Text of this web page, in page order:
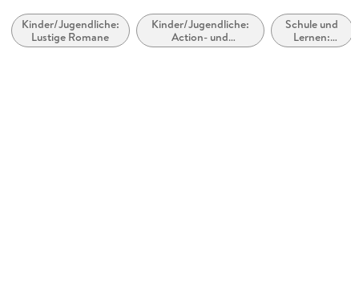
Jeff Kinney
Übersetzung
Kinder/Jugendliche:
Lustige Romane
Kinder/Jugendliche:
Action- und
Abenteuergeschichten
Schule und
Lernen:
Erstsprache: